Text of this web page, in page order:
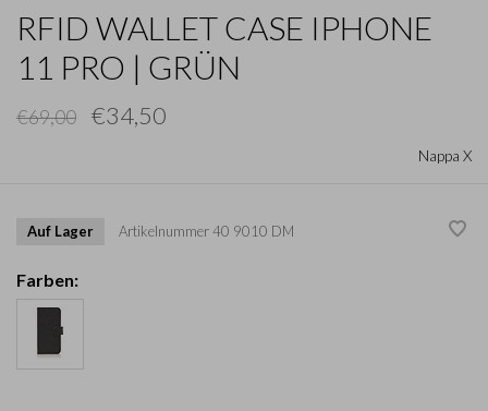
RFID WALLET CASE IPHONE
11 PRO | GRÜN
€69,00 €34,50
Nappa X
Auf Lager Artikelnummer40 9010 DM
Farben: